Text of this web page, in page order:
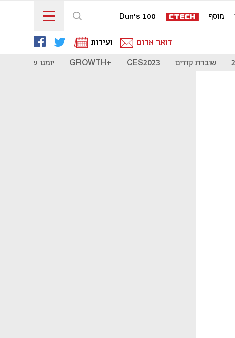
מוסף Dun's 100
דואר אדום ועידות
שוברת קודים CES2023
+GROWTH יומנו של